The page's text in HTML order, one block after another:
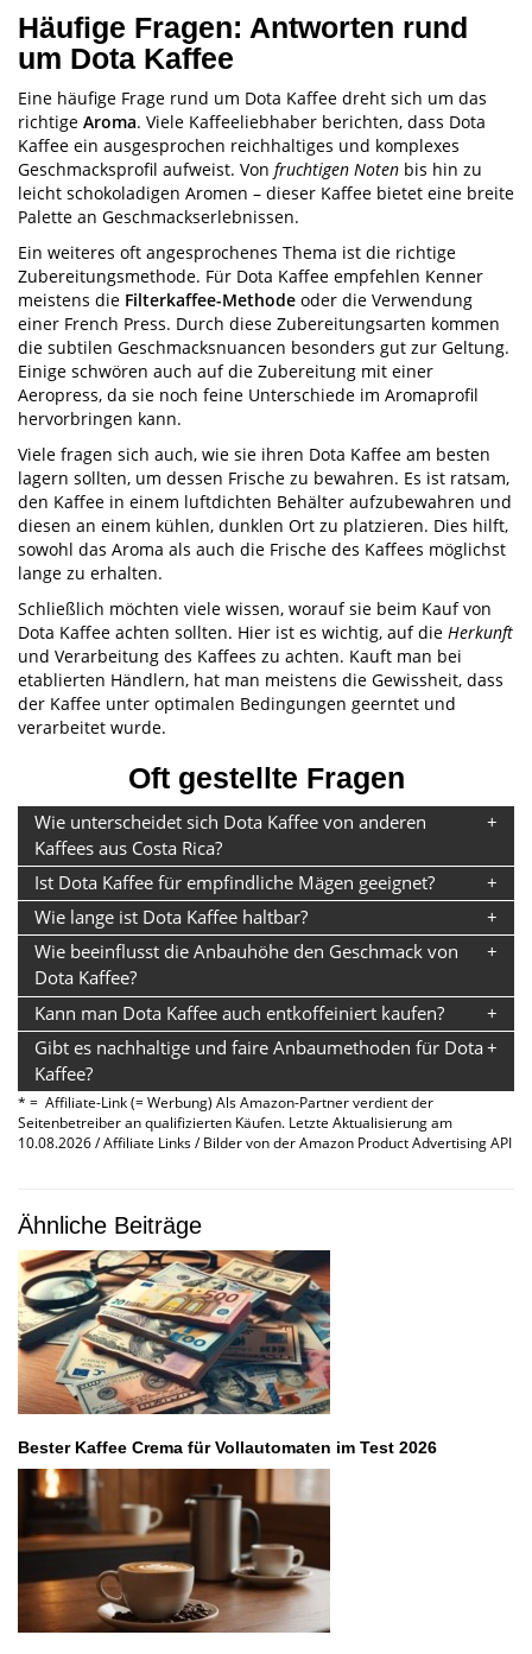
Häufige Fragen: Antworten rund
um Dota Kaffee
Eine häufige Frage rund um Dota Kaffee dreht sich um das
richtige Aroma. Viele Kaffeeliebhaber berichten, dass Dota
Kaffee ein ausgesprochen reichhaltiges und komplexes
Geschmacksprofil aufweist. Von fruchtigen Noten bis hin zu
leicht schokoladigen Aromen – dieser Kaffee bietet eine breite
Palette an Geschmackserlebnissen.
Ein weiteres oft angesprochenes Thema ist die richtige
Zubereitungsmethode. Für Dota Kaffee empfehlen Kenner
meistens die Filterkaffee-Methode oder die Verwendung
einer French Press. Durch diese Zubereitungsarten kommen
die subtilen Geschmacksnuancen besonders gut zur Geltung.
Einige schwören auch auf die Zubereitung mit einer
Aeropress, da sie noch feine Unterschiede im Aromaprofil
hervorbringen kann.
Viele fragen sich auch, wie sie ihren Dota Kaffee am besten
lagern sollten, um dessen Frische zu bewahren. Es ist ratsam,
den Kaffee in einem luftdichten Behälter aufzubewahren und
diesen an einem kühlen, dunklen Ort zu platzieren. Dies hilft,
sowohl das Aroma als auch die Frische des Kaffees möglichst
lange zu erhalten.
Schließlich möchten viele wissen, worauf sie beim Kauf von
Dota Kaffee achten sollten. Hier ist es wichtig, auf die Herkunft
und Verarbeitung des Kaffees zu achten. Kauft man bei
etablierten Händlern, hat man meistens die Gewissheit, dass
der Kaffee unter optimalen Bedingungen geerntet und
verarbeitet wurde.
Oft gestellte Fragen
Wie unterscheidet sich Dota Kaffee von anderen
Kaffees aus Costa Rica?
Ist Dota Kaffee für empfindliche Mägen geeignet?
Wie lange ist Dota Kaffee haltbar?
Wie beeinflusst die Anbauhöhe den Geschmack von
Dota Kaffee?
Kann man Dota Kaffee auch entkoffeiniert kaufen?
Gibt es nachhaltige und faire Anbaumethoden für Dota
Kaffee?
* = Affiliate-Link (= Werbung) Als Amazon-Partner verdient der
Seitenbetreiber an qualifizierten Käufen. Letzte Aktualisierung am
10.08.2026 / Affiliate Links / Bilder von der Amazon Product Advertising API
Ähnliche Beiträge
Bester Kaffee Crema für Vollautomaten im Test 2026